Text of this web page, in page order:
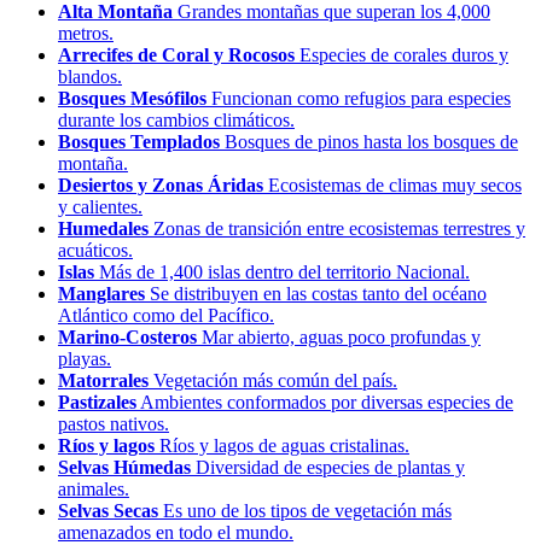
Alta Montaña Grandes montañas que superan los 4,000
metros.
Arrecifes de Coral y Rocosos Especies de corales duros y
blandos.
Bosques Mesófilos Funcionan como refugios para especies
durante los cambios climáticos.
Bosques Templados Bosques de pinos hasta los bosques de
montaña.
Desiertos y Zonas Áridas Ecosistemas de climas muy secos
y calientes.
Humedales Zonas de transición entre ecosistemas terrestres y
acuáticos.
Islas Más de 1,400 islas dentro del territorio Nacional.
Manglares Se distribuyen en las costas tanto del océano
Atlántico como del Pacífico.
Marino-Costeros Mar abierto, aguas poco profundas y
playas.
Matorrales Vegetación más común del país.
Pastizales Ambientes conformados por diversas especies de
pastos nativos.
Ríos y lagos Ríos y lagos de aguas cristalinas.
Selvas Húmedas Diversidad de especies de plantas y
animales.
Selvas Secas Es uno de los tipos de vegetación más
amenazados en todo el mundo.